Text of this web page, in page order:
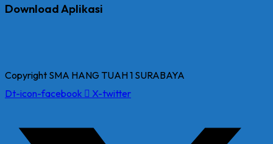
Download Aplikasi
Copyright SMA HANG TUAH 1 SURABAYA
Dt-icon-facebook
X-twitter